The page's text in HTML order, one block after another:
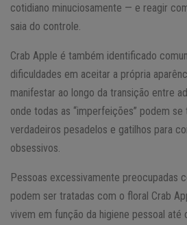
cotidiano minuciosamente — e reagir
saia do controle.
Crab Apple é também identificado
dificuldades em aceitar a própria
manifestar ao longo da transição entre
onde todas as “imperfeições” podem
verdadeiros pesadelos e gatilhos para
obsessivos.
Pessoas excessivamente preocupadas
podem ser tratadas com o floral Crab
vivem em função da higiene pessoal até